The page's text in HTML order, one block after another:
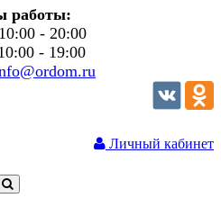
работы:
- 20:00
- 19:00
Личный кабинет